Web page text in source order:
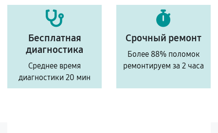
Бесплатная
диагностика
Среднее время
диагностики 20 мин
Срочный ремонт
Более 88% поломок
ремонтируем за 2 часа